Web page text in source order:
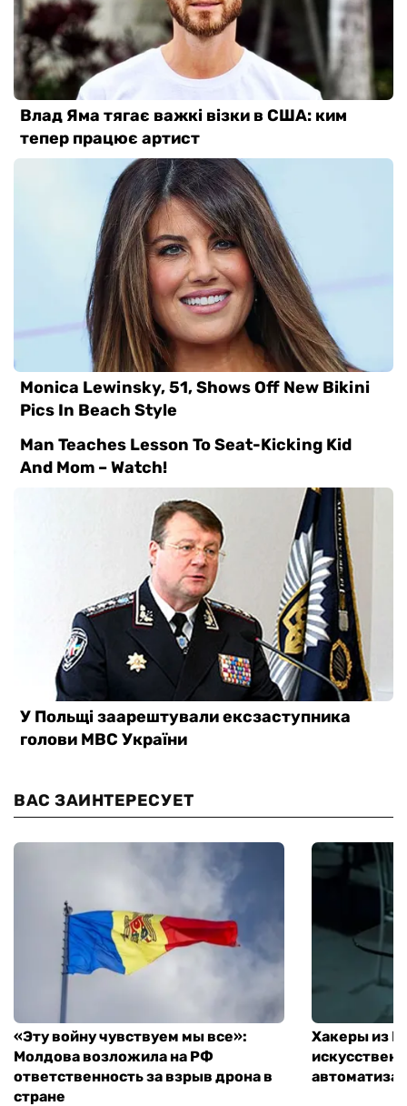
ВАС ЗАИНТЕРЕСУЕТ
«Эту войну чувствуем мы все»:
Молдова возложила на РФ
ответственность за взрыв дрона в
стране
Хакеры из